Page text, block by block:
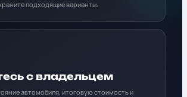
подходящие варианты.
с владельцем
автомобиля, итоговую стоимость и